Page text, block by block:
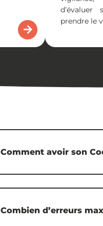
prendre le
Comment avoir son
Combien d’erreurs